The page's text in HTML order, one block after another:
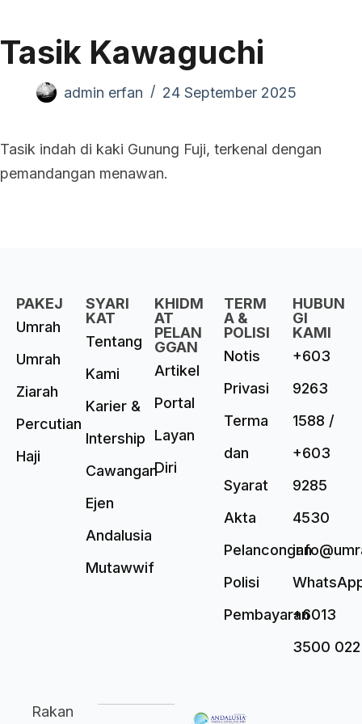
Tasik Kawaguchi
admin erfan 24 September 2025
Tasik indah di kaki Gunung Fuji, terkenal dengan
pemandangan menawan.
PAKEJ
Umrah
Umrah
Ziarah
Percutian
Haji
SYARI
KAT
Tentang
Kami
Karier &
Intership
Cawangan
Ejen
Andalusia
Mutawwif
KHIDM
AT
PELAN
GGAN
Artikel
Portal
Layan
Diri
TERM
A &
POLISI
Notis
Privasi
Terma
dan
Syarat
Akta
Pelancongan
Polisi
Pembayaran
HUBUN
GI
KAMI
+603
9263
1588 /
+603
9285
4530
+6013
3500 022
Rakan